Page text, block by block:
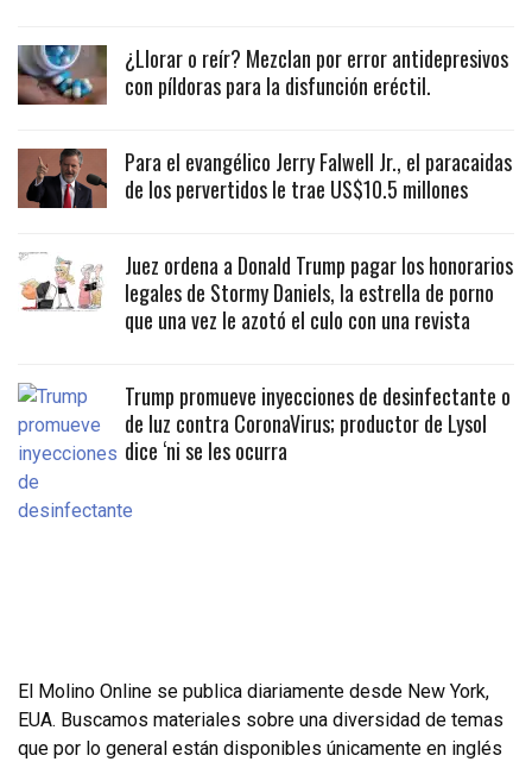
¿Llorar o reír? Mezclan por error antidepresivos
con píldoras para la disfunción eréctil.
Para el evangélico Jerry Falwell Jr., el paracaidas
de los pervertidos le trae US$10.5 millones
Juez ordena a Donald Trump pagar los honorarios
legales de Stormy Daniels, la estrella de porno
que una vez le azotó el culo con una revista
Trump promueve inyecciones de desinfectante o
de luz contra CoronaVirus; productor de Lysol
dice ‘ni se les ocurra
El Molino Online se publica diariamente desde New York,
EUA. Buscamos materiales sobre una diversidad de temas
que por lo general están disponibles únicamente en inglés